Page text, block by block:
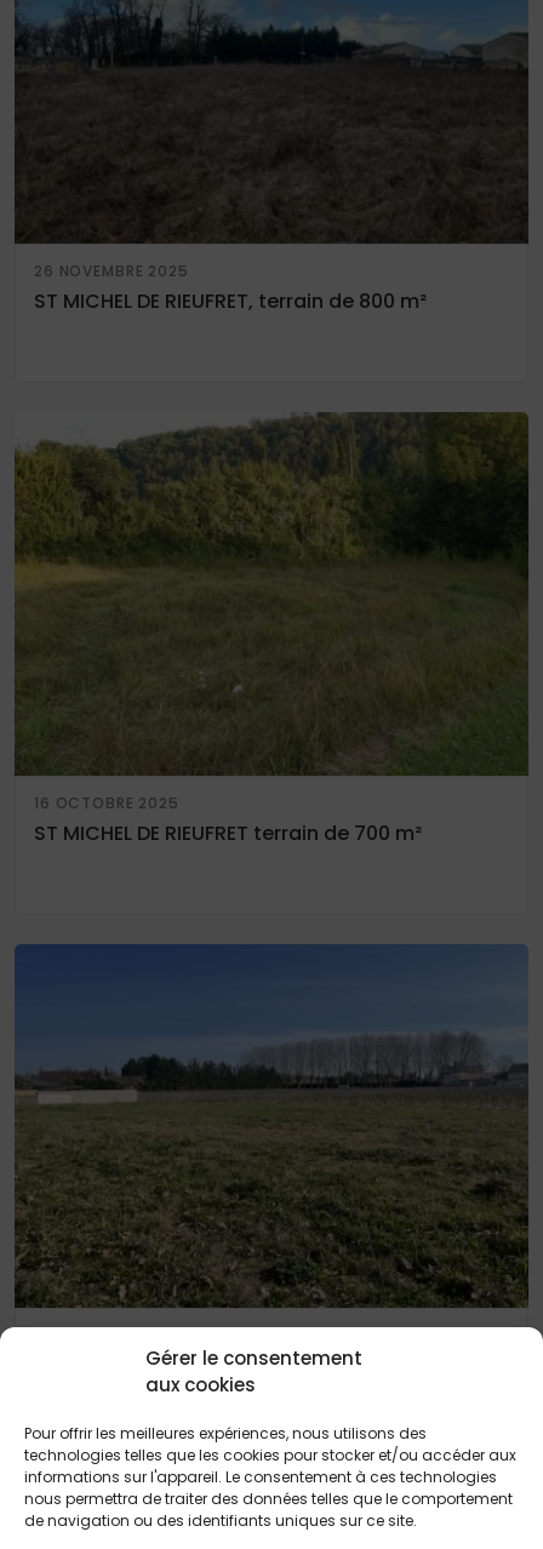
Gérer le consentement
aux cookies
Pour offrir les meilleures expériences, nous utilisons des
technologies telles que les cookies pour stocker et/ou accéder aux
informations sur l'appareil. Le consentement à ces technologies
nous permettra de traiter des données telles que le comportement
de navigation ou des identifiants uniques sur ce site.
26 NOVEMBRE 2025
ST MICHEL DE RIEUFRET, terrain de 800 m²
16 OCTOBRE 2025
ST MICHEL DE RIEUFRET terrain de 700 m²
ST MICHEL DE RIEUFRET terrain de 1 500 m²